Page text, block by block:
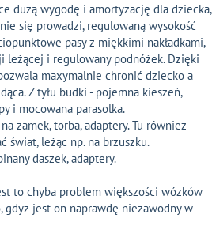
dużą wygodę i amortyzację dla dziecka,
się prowadzi, regulowaną wysokość
pasy z miękkimi nakładkami,
leżącej i regulowany podnóżek. Dzięki
maxymalnie chronić dziecko a
Z tyłu budki - pojemna kieszeń,
i mocowana parasolka.
zamek, torba, adaptery. Tu również
świat, leżąc np. na brzuszku.
daszek, adaptery.
to chyba problem większości wózków
gdyż jest on naprawdę niezawodny w